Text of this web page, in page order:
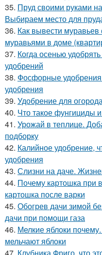
35. Пруд своими руками
Выбираем место для
36. Как вывести муравьев
муравьями в доме
37. Когда осенью
удобрений
38. Фосфорные
удобрения
39. Удобрение для
40. Что такое фунгициды
41. Урожай в теплице.
подборку
42. Калийное удобрение,
удобрения
43. Слизни на даче.
44. Почему картошка при
картошка после варки
45. Обогрев дачи зимой
дачи при помощи газа
46. Мелкие яблоки
мельчают яблоки